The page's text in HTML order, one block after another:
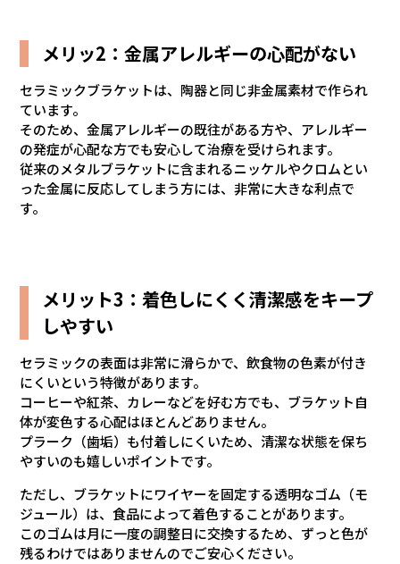
メリッ2：金属アレルギーの心配がない
セラミックブラケットは、陶器と同じ非金属素材で作られ
ています。
そのため、金属アレルギーの既往がある方や、アレルギー
の発症が心配な方でも安心して治療を受けられます。
従来のメタルブラケットに含まれるニッケルやクロムとい
った金属に反応してしまう方には、非常に大きな利点で
す。
メリット3：着色しにくく清潔感をキープ
しやすい
セラミックの表面は非常に滑らかで、飲食物の色素が付き
にくいという特徴があります。
コーヒーや紅茶、カレーなどを好む方でも、ブラケット自
体が変色する心配はほとんどありません。
プラーク（歯垢）も付着しにくいため、清潔な状態を保ち
やすいのも嬉しいポイントです。
ただし、ブラケットにワイヤーを固定する透明なゴム（モ
ジュール）は、食品によって着色することがあります。
このゴムは月に一度の調整日に交換するため、ずっと色が
残るわけではありませんのでご安心ください。